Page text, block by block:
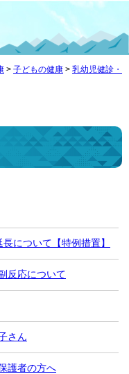
> 子どもの健康 > 乳幼児健診・
について【特例措置】
反応について
さん
護者の方へ